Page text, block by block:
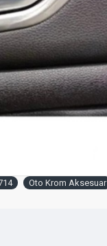
Oto Krom Aksesuar